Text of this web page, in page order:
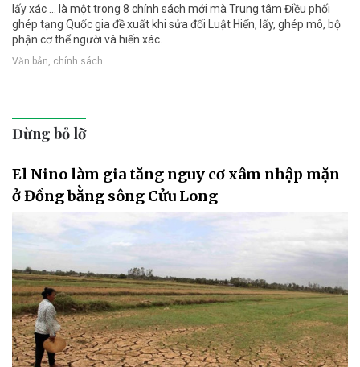
lấy xác ... là một trong 8 chính sách mới mà Trung tâm Điều phối
ghép tạng Quốc gia đề xuất khi sửa đổi Luật Hiến, lấy, ghép mô, bộ
phận cơ thể người và hiến xác.
Văn bản, chính sách
Đừng bỏ lỡ
El Nino làm gia tăng nguy cơ xâm nhập mặn
ở Đồng bằng sông Cửu Long